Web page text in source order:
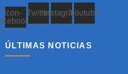
Icon- TwitterInstagramYoutube
ÚLTIMAS NOTICIAS